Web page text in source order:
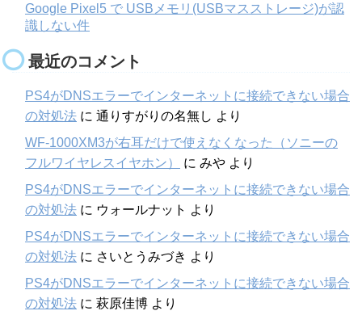
Google Pixel5 で USBメモリ(USBマスストレージ)が認
識しない件
最近のコメント
PS4がDNSエラーでインターネットに接続できない場合
の対処法 に 通りすがりの名無し より
WF-1000XM3が右耳だけで使えなくなった（ソニーの
フルワイヤレスイヤホン）
に みや より
PS4がDNSエラーでインターネットに接続できない場合
の対処法 に ウォールナット より
PS4がDNSエラーでインターネットに接続できない場合
の対処法 に さいとうみづき より
PS4がDNSエラーでインターネットに接続できない場合
の対処法 に 萩原佳博 より